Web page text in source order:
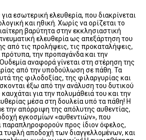
εσωτερική ελευθερία, που διακρίνεται
και ηθική. Χωρίς να ορίζεται το
βαρύτητα στην εκκλησιαστική
ελευθερία ως απεξάρτηση του
από τις προλήψεις, τις προκαταλήψεις,
πρότυπα, την προπαγάνδα και την
αναφορά γίνεται στη στέρηση της
από την υποδούλωση σε πάθη. Τα
της φιλοδοξίας, της φιλαργυρίας και
έξω από την ανάλυση του δυτικού
για την πολυμάθειά του και την
μέσα στη δουλεία υπό τα πάθη! Η
την απόρριψη της απόλυτης αυθεντίας,
εγκοσμίων «αυθεντιών», που
παραπληροφορούν προς ίδιον όφελος,
τυφλή αποδοχή των διαγγελλομένων, και